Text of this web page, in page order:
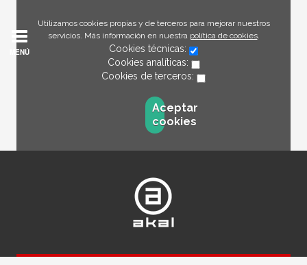
Utilizamos cookies propias y de terceros para mejorar nuestros
servicios. Más información en nuestra política de cookies.
Cookies técnicas:
Cookies analíticas:
Cookies de terceros:
Aceptar
cookies
MENÚ